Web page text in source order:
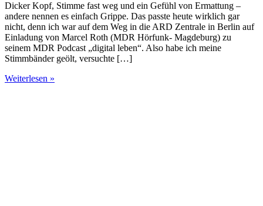
Dicker Kopf, Stimme fast weg und ein Gefühl von Ermattung –
andere nennen es einfach Grippe. Das passte heute wirklich gar
nicht, denn ich war auf dem Weg in die ARD Zentrale in Berlin auf
Einladung von Marcel Roth (MDR Hörfunk- Magdeburg) zu
seinem MDR Podcast „digital leben“. Also habe ich meine
Stimmbänder geölt, versuchte […]
Weiterlesen »